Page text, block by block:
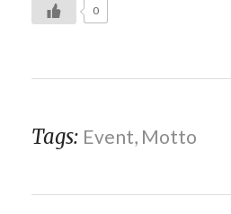
0
Tags: Event, Motto